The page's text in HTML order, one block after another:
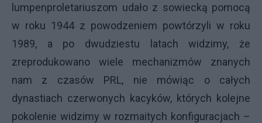
lumpenproletariuszom udało z sowiecką pomocą
w roku 1944 z powodzeniem powtórzyli w roku
1989, a po dwudziestu latach widzimy, że
zreprodukowano wiele mechanizmów znanych
nam z czasów PRL, nie mówiąc o całych
dynastiach czerwonych kacyków, których kolejne
pokolenie widzimy w rozmaitych konfiguracjach –